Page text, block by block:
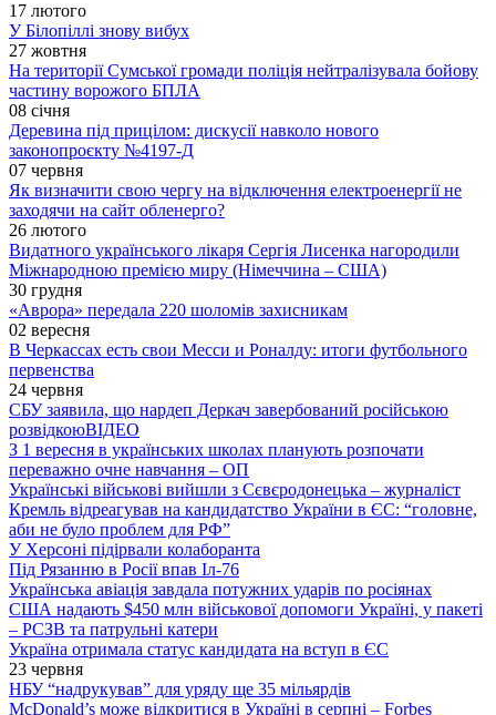
17 лютого
У Білопіллі знову вибух
27 жовтня
На території Сумської громади поліція нейтралізувала бойову
частину ворожого БПЛА
08 січня
Деревина під прицілом: дискусії навколо нового
законопроєкту №4197-Д
07 червня
Як визначити свою чергу на відключення електроенергії не
заходячи на сайт обленерго?
26 лютого
Видатного українського лікаря Сергія Лисенка нагородили
Міжнародною премією миру (Німеччина – США)
30 грудня
«Аврора» передала 220 шоломів захисникам
02 вересня
В Черкассах есть свои Месси и Роналду: итоги футбольного
первенства
24 червня
СБУ заявила, що нардеп Деркач завербований російською
розвідкоюВІДЕО
З 1 вересня в українських школах планують розпочати
переважно очне навчання – ОП
Українські військові вийшли з Сєвєродонецька – журналіст
Кремль відреагував на кандидатство України в ЄС: “головне,
аби не було проблем для РФ”
У Херсоні підірвали колаборанта
Під Рязанню в Росії впав Іл-76
Українська авіація завдала потужних ударів по росіянах
США надають $450 млн військової допомоги Україні, у пакеті
– РСЗВ та патрульні катери
Україна отримала статус кандидата на вступ в ЄС
23 червня
НБУ “надрукував” для уряду ще 35 мільярдів
McDonald’s може відкритися в Україні в серпні – Forbes